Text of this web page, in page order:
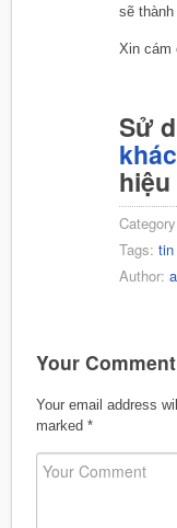
sẽ thành
Xin cám
Sử
Tags:
Author:
Your Comment
Your email address
marked *